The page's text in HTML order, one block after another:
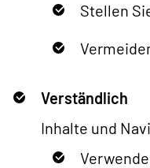
Stellen
Verständlich
Inhalte und